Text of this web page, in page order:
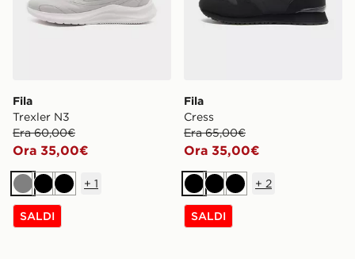
Fila
Trexler N3
Era 60,00€
Ora 35,00€
Grigio
NeroNero
+ 1
SALDI
Fila
Cress
Era 65,00€
Ora 35,00€
NeroNeroNero
+ 2
SALDI